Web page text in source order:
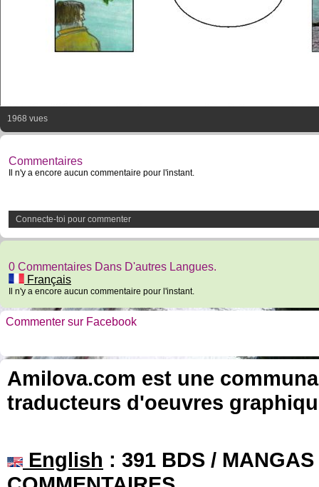
1968 vues
Commentaires
Il n'y a encore aucun commentaire pour l'instant.
Connecte-toi pour commenter
0 Commentaires Dans D'autres Langues.
Français
Il n'y a encore aucun commentaire pour l'instant.
Commenter sur Facebook
Amilova.com est une
traducteurs d'oeuvres
English : 391 BDS /